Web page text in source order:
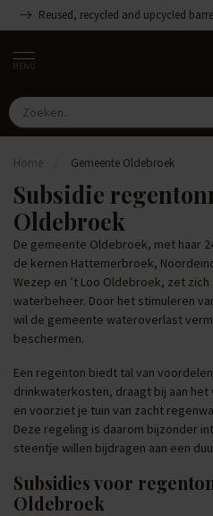
Reused, recycled and upcycled
MENU
Home Gemeente Oldebroek
Subsidie
Oldebroek
De gemeente Oldebroek, met haar
de kernen Hattemerbroek,
Wezep en ’t Loo Oldebroek, zet
waterbeheer. Door het stimuleren
wil de gemeente wateroverlast
beschermen.
Een regenton biedt tal van
drinkwaterkosten, draagt bij aan
en voorziet je tuin van zacht
Deze regeling is daarom bijzonder
steentje willen bijdragen aan een
Subsidies voor
Oldebroek